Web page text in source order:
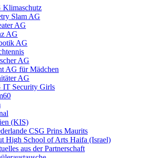
Klimaschutz
Slam AG
AG
AG
AG
AG
AG für Mädchen
AG
IT Security Girls
(KIS)
CSG Prins Maurits
High School of Arts Haifa (Israel)
aus der Partnerschaft